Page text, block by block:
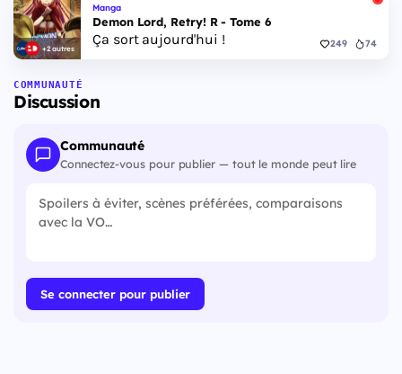
+2 autres
Manga
Demon Lord, Retry! R - Tome 6
Ça sort aujourd'hui ! 249 74
COMMUNAUTÉ
Discussion
Communauté
Connectez-vous pour publier — tout le monde peut lire
Se connecter pour publier